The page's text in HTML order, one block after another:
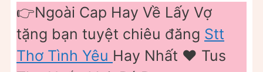
👉Ngoài Cap Hay Về Lấy Vợ
tặng bạn tuyệt chiêu đăng Stt
Thơ Tình Yêu Hay Nhất ❤️️ Tus